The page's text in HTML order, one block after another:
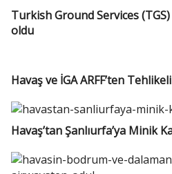
Turkish Ground Services
oldu
Havaş ve İGA ARFF’ten
Havaş’tan Şanlıurfa’ya Minik